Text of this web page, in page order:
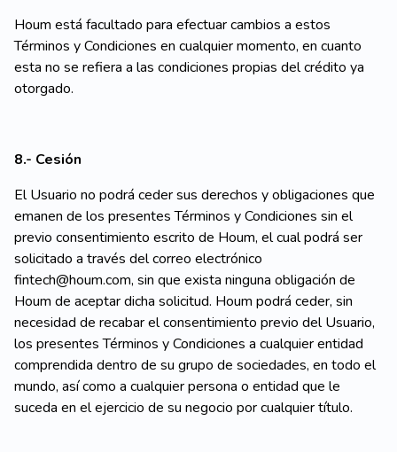
Houm está facultado para efectuar cambios a estos
Términos y Condiciones en cualquier momento, en cuanto
esta no se refiera a las condiciones propias del crédito ya
otorgado.
8.- Cesión
El Usuario no podrá ceder sus derechos y obligaciones que
emanen de los presentes Términos y Condiciones sin el
previo consentimiento escrito de Houm, el cual podrá ser
solicitado a través del correo electrónico
fintech@houm.com, sin que exista ninguna obligación de
Houm de aceptar dicha solicitud. Houm podrá ceder, sin
necesidad de recabar el consentimiento previo del Usuario,
los presentes Términos y Condiciones a cualquier entidad
comprendida dentro de su grupo de sociedades, en todo el
mundo, así como a cualquier persona o entidad que le
suceda en el ejercicio de su negocio por cualquier título.